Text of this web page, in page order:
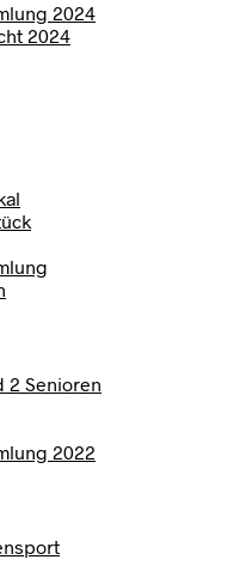
2024
2024
2 Senioren
2022